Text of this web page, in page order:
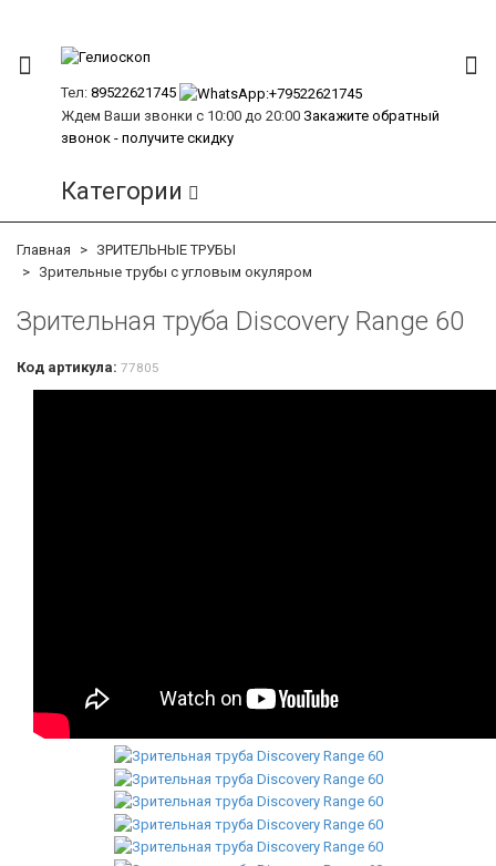
Тел: 89522621745
Ждем Ваши звонки с 10:00 до 20:00 Закажите обратный
звонок - получите скидку
Категории
Главная
ЗРИТЕЛЬНЫЕ ТРУБЫ
Зрительные трубы с угловым окуляром
Зрительная труба Discovery Range 60
Код артикула: 77805